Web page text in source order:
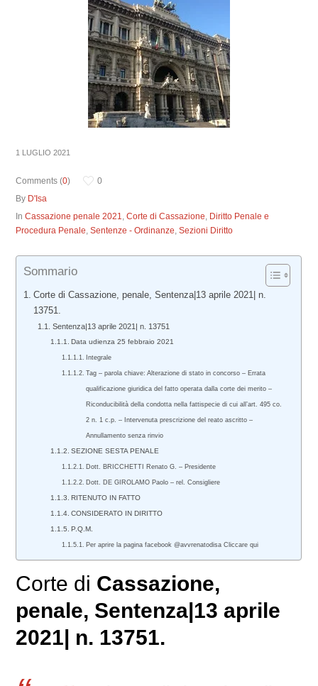
1 LUGLIO 2021
Comments (0)
0
By D'Isa
InCassazione penale 2021,Corte di Cassazione, Diritto Penale e
Procedura Penale,Sentenze - Ordinanze,Sezioni Diritto
Sommario
Corte di Cassazione, penale, Sentenza|13 aprile 2021| n.
13751.
Sentenza|13 aprile 2021| n. 13751
Data udienza 25 febbraio 2021
Integrale
Tag – parola chiave: Alterazione di stato in concorso – Errata
qualificazione giuridica del fatto operata dalla corte dei merito –
Riconducibilità della condotta nella fattispecie di cui all’art. 495 co.
2 n. 1 c.p. – Intervenuta prescrizione del reato ascritto –
Annullamento senza rinvio
SEZIONE SESTA PENALE
Dott. BRICCHETTI Renato G. – Presidente
Dott. DE GIROLAMO Paolo – rel. Consigliere
RITENUTO IN FATTO
CONSIDERATO IN DIRITTO
P.Q.M.
Per aprire la pagina facebook @avvrenatodisa Cliccare qui
Corte di Cassazione,
penale, Sentenza|13 aprile
2021| n. 13751.